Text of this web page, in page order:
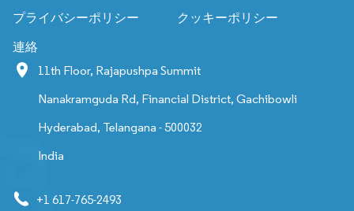
プライバシーポリシー クッキーポリシー
連絡
11th Floor, Rajapushpa Summit
Nanakramguda Rd, Financial District, Gachibowli
Hyderabad, Telangana - 500032
India
+1 617-765-2493